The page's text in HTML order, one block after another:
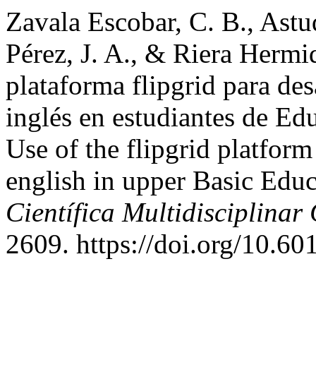
Zavala Escobar, C. B.,
Pérez, J. A., & Riera
plataforma flipgrid para
inglés en estudiantes de
Use of the flipgrid
english in upper Basic
Científica Multidisciplinar
2609. https://doi.org/